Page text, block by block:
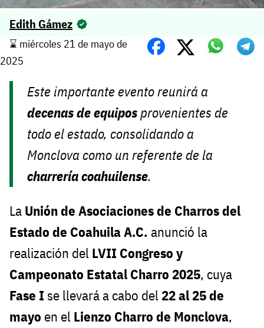
Edith Gámez
⌛️ miércoles 21 de mayo de
2025
Este importante evento reunirá a
decenas de equiposprovenientes de
todo el estado, consolidando a
Monclova como un referente de la
charrería coahuilense.
La Unión de Asociaciones de Charros del
Estado de Coahuila A.C. anunció la
realización del LVII Congreso y
Campeonato Estatal Charro 2025, cuya
Fase I se llevará a cabo del 22 al 25 de
mayo en el Lienzo Charro de Monclova,